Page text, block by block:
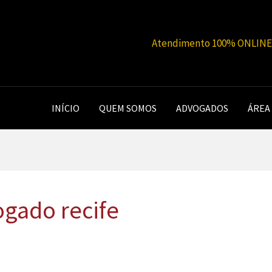
Atendimento 100%
INÍCIO QUEM SOMOS ADVOGADOS
recife